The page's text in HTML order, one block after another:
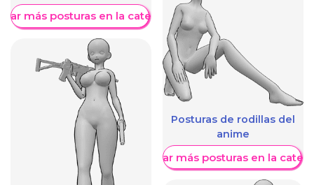
más posturas en la categoría
Posturas de rodillas del
anime
Mostrar más posturas en la